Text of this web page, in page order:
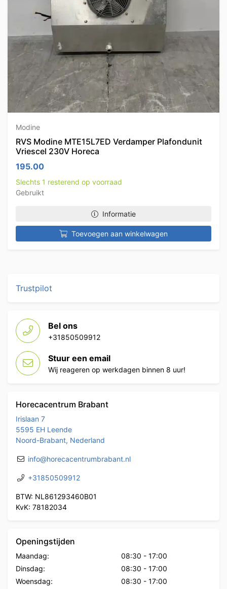
Modine
RVS Modine MTE15L7ED Verdamper Plafondunit
Vriescel 230V Horeca
195.00
Slechts 1 resterend op voorraad
Gebruikt
Informatie
Toevoegen aan winkelwagen
Trustpilot
Bel ons
+31850509912
Stuur een email
Wij reageren op werkdagen binnen 8 uur!
Horecacentrum Brabant
Irislaan 7
5595 EH Leende
Noord-Brabant, Nederland
info@horecacentrumbrabant.nl
+31850509912
BTW: NL861293460B01
KvK: 78182034
Openingstijden
Maandag: 08:30 - 17:00
Dinsdag:
08:30 - 17:00
Woensdag:
08:30 - 17:00